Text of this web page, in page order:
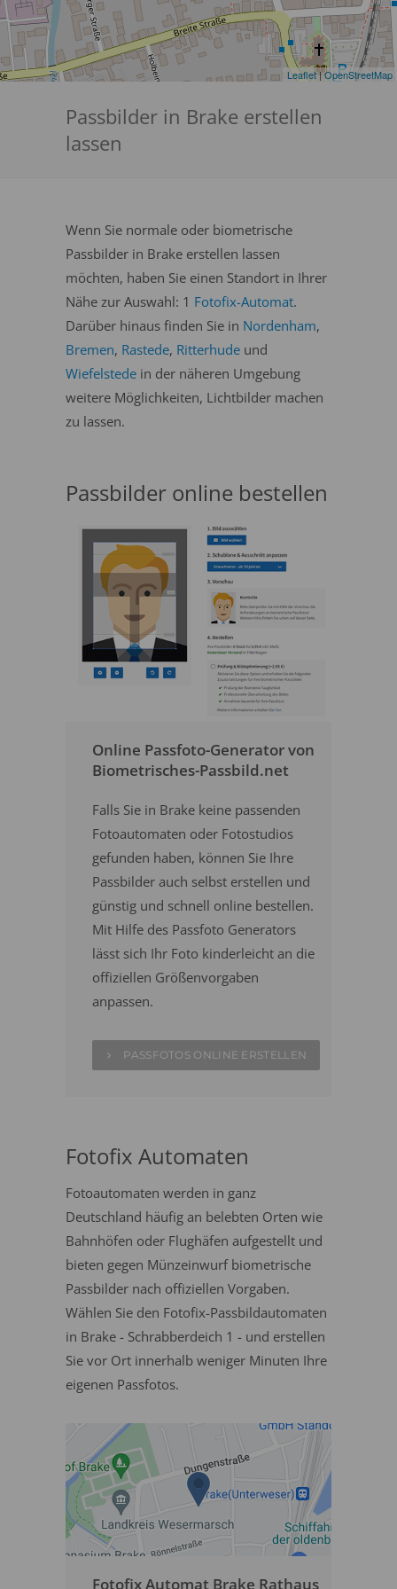
Leaflet|OpenStreetMap
Passbilder in Brake erstellen
lassen
Wenn Sie normale oder biometrische
Passbilder in Brake erstellen lassen
möchten, haben Sie einen Standort in Ihrer
Nähe zur Auswahl: 1 Fotofix-Automat.
Darüber hinaus finden Sie in Nordenham,
Bremen, Rastede, Ritterhude und
Wiefelstede in der näheren Umgebung
weitere Möglichkeiten, Lichtbilder machen
zu lassen.
Passbilder online bestellen
Online Passfoto-Generator von
Biometrisches-Passbild.net
Falls Sie in Brake keine passenden
Fotoautomaten oder Fotostudios
gefunden haben, können Sie Ihre
Passbilder auch selbst erstellen und
günstig und schnell online bestellen.
Mit Hilfe des Passfoto Generators
lässt sich Ihr Foto kinderleicht an die
offiziellen Größenvorgaben
anpassen.
PASSFOTOS ONLINE ERSTELLEN
Fotofix Automaten
Fotoautomaten werden in ganz
Deutschland häufig an belebten Orten wie
Bahnhöfen oder Flughäfen aufgestellt und
bieten gegen Münzeinwurf biometrische
Passbilder nach offiziellen Vorgaben.
Wählen Sie den Fotofix-Passbildautomaten
in Brake - Schrabberdeich 1 - und erstellen
Sie vor Ort innerhalb weniger Minuten Ihre
eigenen Passfotos.
Fotofix Automat Brake Rathaus